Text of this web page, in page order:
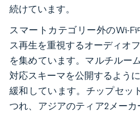
続けています。
スマートカテゴリー外のWi-
ス再生を重視するオーディオ
を集めています。マルチルー
対応スキーマを公開するよう
緩和しています。チップセッ
つれ、アジアのティア2メー